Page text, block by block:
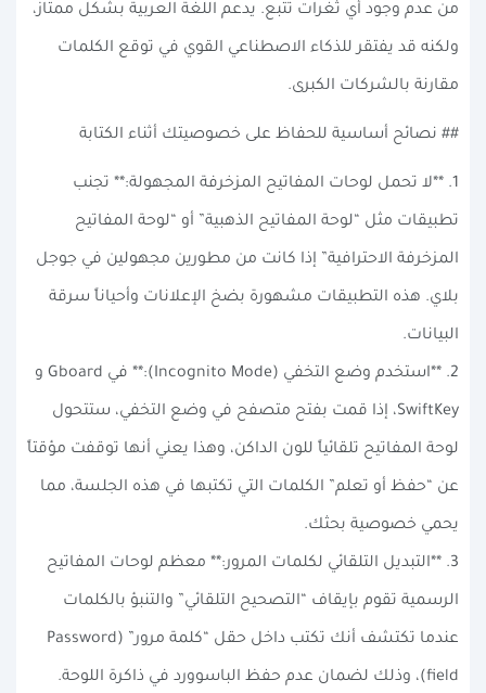
من عدم وجود أي ثغرات تتبع. يدعم اللغة العربية بشكل ممتاز،
ولكنه قد يفتقر للذكاء الاصطناعي القوي في توقع الكلمات
مقارنة بالشركات الكبرى.
## نصائح أساسية للحفاظ على خصوصيتك أثناء الكتابة
1. **لا تحمل لوحات المفاتيح المزخرفة المجهولة:** تجنب
تطبيقات مثل “لوحة المفاتيح الذهبية” أو “لوحة المفاتيح
المزخرفة الاحترافية” إذا كانت من مطورين مجهولين في جوجل
بلاي. هذه التطبيقات مشهورة بضخ الإعلانات وأحياناً سرقة
البيانات.
2. **استخدم وضع التخفي (Incognito Mode):** في Gboard و
SwiftKey، إذا قمت بفتح متصفح في وضع التخفي، ستتحول
لوحة المفاتيح تلقائياً للون الداكن، وهذا يعني أنها توقفت مؤقتاً
عن “حفظ أو تعلم” الكلمات التي تكتبها في هذه الجلسة، مما
يحمي خصوصية بحثك.
3. **التبديل التلقائي لكلمات المرور:** معظم لوحات المفاتيح
الرسمية تقوم بإيقاف “التصحيح التلقائي” والتنبؤ بالكلمات
عندما تكتشف أنك تكتب داخل حقل “كلمة مرور” (Password
field)، وذلك لضمان عدم حفظ الباسوورد في ذاكرة اللوحة.